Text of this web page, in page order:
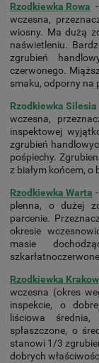
Rzodkiewka Rowa
wczesna,
wiosny. Ma dużą
naświetleniu.
zgrubień
czerwonego.
smaku, odporny na
Rzodkiewka Silesia
wczesna,
inspektowej
zgrubień
pośpiechy.
z białym końcem, o
Rzodkiewka Warta
plenna, o dużej
parcenie.
okresie
masie
Rzodkiewka
wczesna (okres
inspekcie, o
liściowa
spłaszczone, o
stanowi 1/3
dobrych